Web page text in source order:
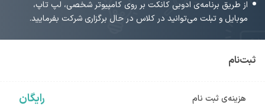
از طریق برنامه‌ی ادوبی کانکت بر روی کامپیوتر شخصی، لپ تاپ،
موبایل و تبلت می‌توانید در کلاس در حال برگزاری شرکت بفرمایید.
ثبت‌نام
هزینه‌ی ثبت نام رایگان